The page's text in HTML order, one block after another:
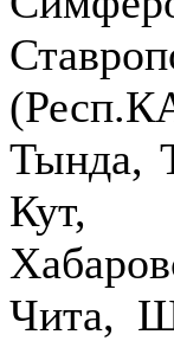
Тында,
Кут,
Чита,